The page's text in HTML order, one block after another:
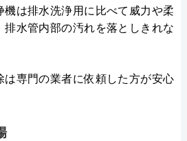
機は排水洗浄用に比べて威力や柔
排水管内部の汚れを落としきれな
は専門の業者に依頼した方が安心